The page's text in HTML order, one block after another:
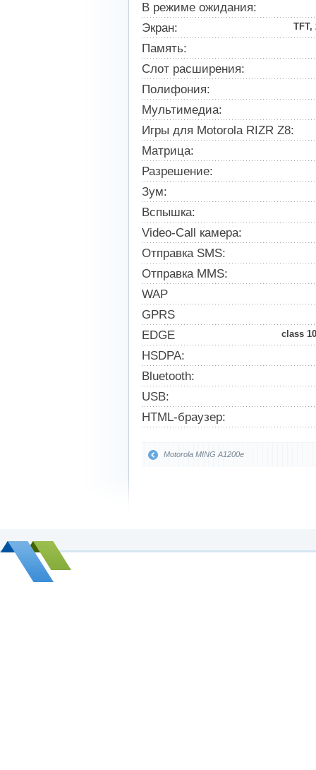
В режиме ожидания:
Экран:
TFT,
Память:
Слот расширения:
Полифония:
Мультимедиа:
Игры для Motorola RIZR Z8:
Матрица:
Разрешение:
Зум:
Вспышка:
Video-Call камера:
Отправка SMS:
Отправка MMS:
WAP
GPRS
EDGE
class
HSDPA:
Bluetooth:
USB:
HTML-браузер:
Motorola MING A1200e